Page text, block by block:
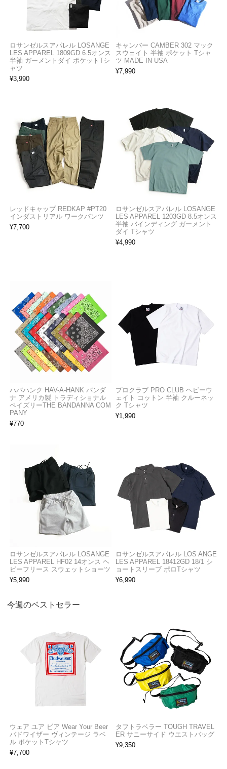
ロサンゼルスアパレル LOSANGE
LES APPAREL 1809GD 6.5オンス
半袖 ガーメントダイ ポケットTシ
ャツ
¥3,990
キャンバー CAMBER 302 マック
スウェイト 半袖 ポケット Tシャ
ツ MADE IN USA
¥7,990
レッドキャップ REDKAP #PT20
インダストリアル ワークパンツ
¥7,700
ロサンゼルスアパレル LOSANGE
LES APPAREL 1203GD 8.5オンス
半袖 バインディング ガーメント
ダイ Tシャツ
¥4,990
ハバハンク HAV-A-HANK バンダ
ナ アメリカ製 トラディショナル
ペイズリーTHE BANDANNA COM
PANY
¥770
プロクラブ PRO CLUB ヘビーウ
ェイト コットン 半袖 クルーネッ
ク Tシャツ
¥1,990
ロサンゼルスアパレル LOSANGE
LES APPAREL HF02 14オンス ヘ
ビーフリース スウェットショーツ
¥5,990
ロサンゼルスアパレル LOS ANGE
LES APPAREL 18412GD 18/1 シ
ョートスリーブ ポロTシャツ
¥6,990
今週のベストセラー
ウェア ユア ビア Wear Your Beer
バドワイザー ヴィンテージ ラベ
ル ポケットTシャツ
¥7,700
タフトラベラー TOUGH TRAVEL
ER サニーサイド ウエストバッグ
¥9,350